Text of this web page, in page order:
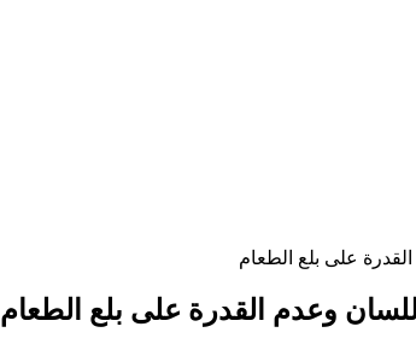
على بلع الطعام
وعدم القدرة على بلع الطعام